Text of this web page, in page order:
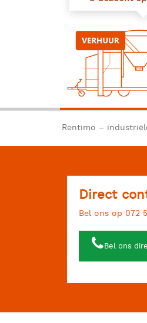
Rentimo –
Direct
Bel ons op 072
Bel ons